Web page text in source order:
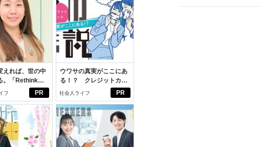
PR
えれば、世の中
。「Rethink
」がつたえた
フ PR
ウワサの真実がここにあ
る！？ クレジットカー
ドの都市伝説
社会人ライフ